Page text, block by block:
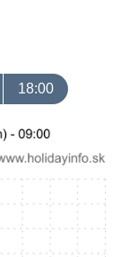
18:00